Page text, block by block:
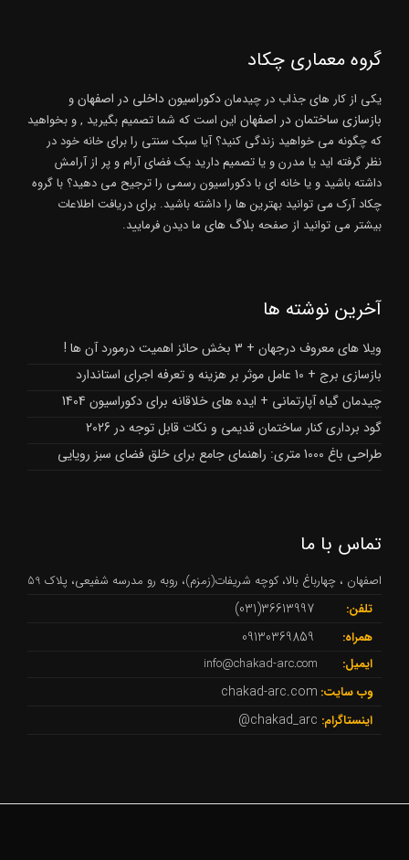
گروه معماری چکاد
یکی از کار های جذاب در چیدماندکوراسیون داخلی در اصفهانو
بازسازی ساختمان در اصفهان این است که شما تصمیم بگیرید , و بخواهید
که چگونه می خواهید زندگی کنید؟ آیا سبک سنتی را برای خانه خود در
نظر گرفته اید یا مدرن و یا تصمیم دارید یک فضای آرام و پر از آرامش
داشته باشید و یا خانه ای با دکوراسیون رسمی را ترجیح می دهید؟ با گروه
چکاد آرک می توانید بهترین ها را داشته باشید. برای دریافت اطلاعات
بیشتر می توانید از صفحه بلاگ های ما دیدن فرمایید.
آخرین نوشته ها
ویلا های معروف درجهان + 3 بخش حائز اهمیت درمورد آن ها !
بازسازی برج + 10 عامل موثر بر هزینه و تعرفه اجرای استاندارد
چیدمان گیاه آپارتمانی + ایده های خلاقانه برای دکوراسیون 1404
گود برداری کنار ساختمان قدیمی و نکات قابل توجه در 2026
طراحی باغ 1000 متری: راهنمای جامع برای خلق فضای سبز رویایی
تماس با ما
اصفهان ، چهارباغ بالا، کوچه شریفات(زمزم)، روبه رو مدرسه شفیعی، پلاک 59
تلفن:
36613997(031)
همراه: 09130369859
ایمیل:
info@chakad-arc.com
وب سایت: chakad-arc.com
اینستاگرام: chakad_arc@